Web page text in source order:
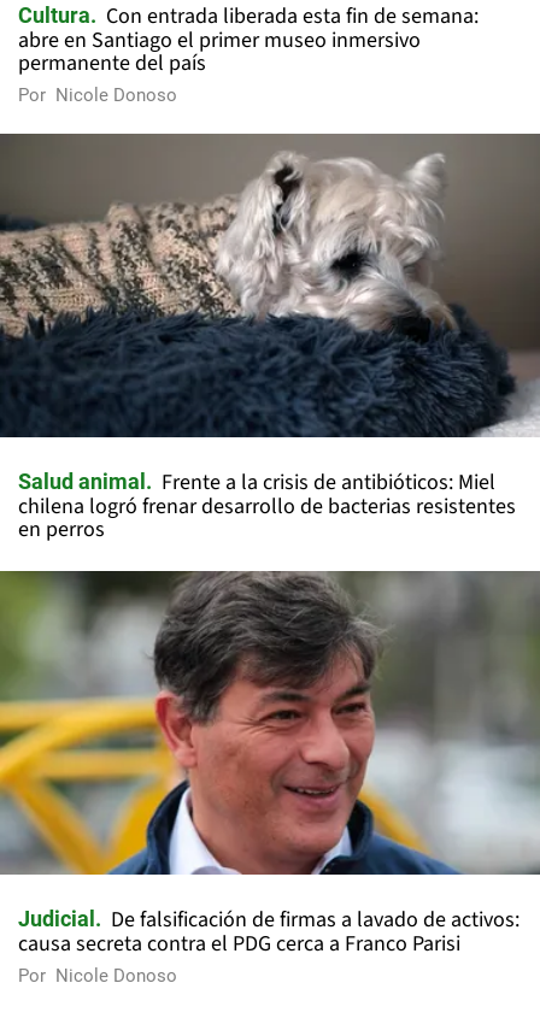
Cultura
Con entrada liberada esta fin de semana:
abre en Santiago el primer museo inmersivo
permanente del país
Por Nicole Donoso
Salud animal
Frente a la crisis de antibióticos: Miel
chilena logró frenar desarrollo de bacterias resistentes
en perros
Judicial
De falsificación de firmas a lavado de activos:
causa secreta contra el PDG cerca a Franco Parisi
Por Nicole Donoso